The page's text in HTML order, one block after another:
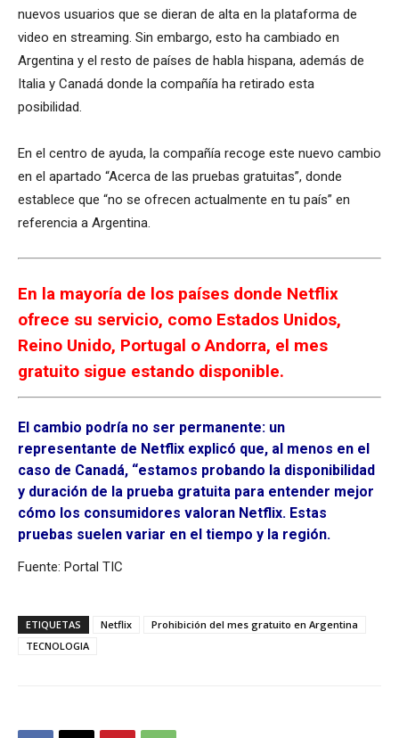
nuevos usuarios que se dieran de alta en la plataforma de
video en streaming. Sin embargo, esto ha cambiado en
Argentina y el resto de países de habla hispana, además de
Italia y Canadá donde la compañía ha retirado esta
posibilidad.
En el centro de ayuda, la compañía recoge este nuevo cambio
en el apartado “Acerca de las pruebas gratuitas”, donde
establece que “no se ofrecen actualmente en tu país” en
referencia a Argentina.
En la mayoría de los países donde Netflix
ofrece su servicio, como Estados Unidos,
Reino Unido, Portugal o Andorra, el mes
gratuito sigue estando disponible.
El cambio podría no ser permanente: un
representante de Netflix explicó que, al menos en el
caso de Canadá, “estamos probando la disponibilidad
y duración de la prueba gratuita para entender mejor
cómo los consumidores valoran Netflix. Estas
pruebas suelen variar en el tiempo y la región.
Fuente: Portal TIC
ETIQUETAS Netflix
Prohibición del mes gratuito en Argentina
TECNOLOGIA